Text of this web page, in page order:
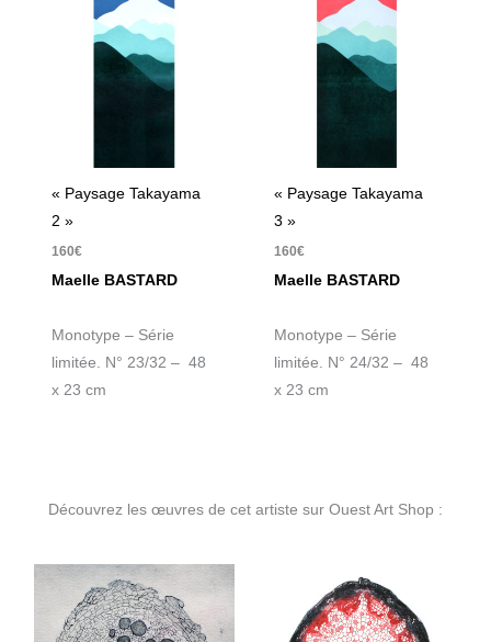
« Paysage Takayama
2 »
160€
Maelle BASTARD
Monotype – Série
limitée. N° 23/32 – 48
x 23 cm
« Paysage Takayama
3 »
160€
Maelle BASTARD
Monotype – Série
limitée. N° 24/32 – 48
x 23 cm
Découvrez les œuvres de cet artiste sur Ouest Art Shop :